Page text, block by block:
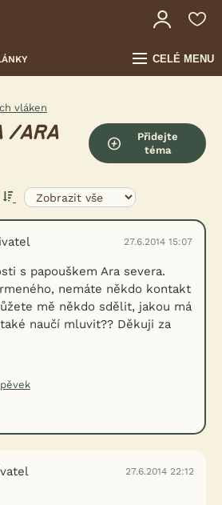
CELÉ MENU
vláken
/ARA
Přidejte
téma
27.6.2014 15:07
s papouškem Ara severa.
nemáte někdo kontakt
mě někdo sdělit, jakou má
naučí mluvit?? Děkuji za
27.6.2014 22:12